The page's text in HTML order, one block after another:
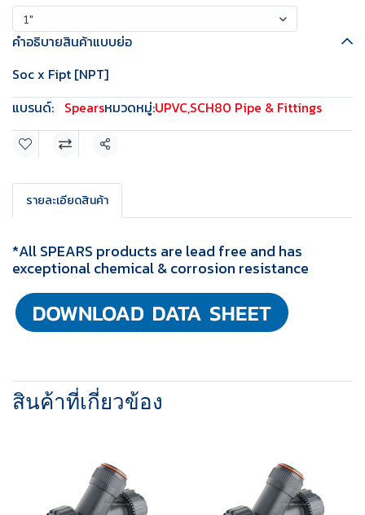
1"
คำอธิบายสินค้าแบบย่อ
Soc x Fipt [NPT]
แบรนด์: Spearsหมวดหมู่:UPVC,SCH80 Pipe & Fittings
แชร์
รายละเอียดสินค้า
*All SPEARS products are lead free and has
exceptional chemical & corrosion resistance
สินค้าที่เกี่ยวข้อง